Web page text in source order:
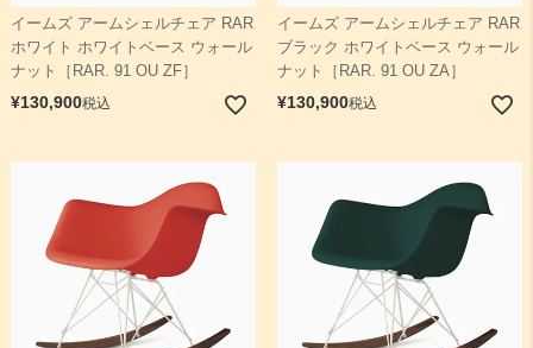
イームズ アームシェルチェア RAR
ホワイト ホワイトベース ウォール
ナット［RAR. 91 OU ZF］
¥130,900税込
イームズ アームシェルチェア RAR
ブラック ホワイトベース ウォール
ナット［RAR. 91 OU ZA］
¥130,900税込